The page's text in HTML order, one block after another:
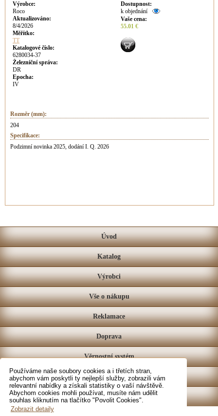
Používáme naše soubory cookies a i třetích stran,
abychom vám poskytli ty nejlepší služby, zobrazili vám
relevantní nabídky a získali statistiky o vaší návštěvě.
Abychom cookies mohli používat, musíte nám udělit
souhlas kliknutím na tlačítko "Povolit Cookies".
Zobrazit detaily
Výrobce:
Roco
Aktualizováno:
8/4/2026
Měřítko:
TT
Katalogové číslo:
6280034-37
Železniční správa:
DR
Epocha:
IV
Dostupnost:
k objednání
Vaše cena:
55.01 €
Rozměr (mm):
204
Specifikace:
Podzimní novinka 2025, dodání I. Q. 2026
Úvod
Katalog
Výrobci
Vše o nákupu
Reklamace
Doprava
Věrnostní systém
Prodejna
Kontakt